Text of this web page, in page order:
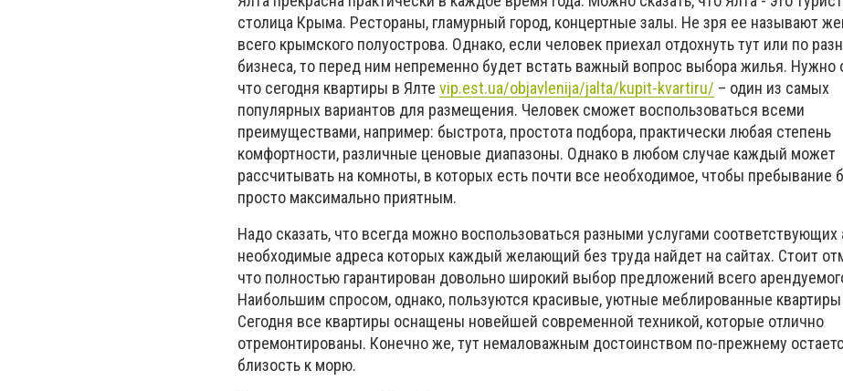
столица Крыма. Рестораны, гламурный город, концертные залы. Не зря ее называют
всего крымского полуострова. Однако, если человек приехал отдохнуть тут или по
бизнеса, то перед ним непременно будет встать важный вопрос выбора жилья. Нужно
что сегодня квартиры в Ялте vip.est.ua/objavlenija/jalta/kupit-kvartiru/ – один из самых
популярных вариантов для размещения. Человек сможет воспользоваться всеми
преимуществами, например: быстрота, простота подбора, практически любая степень
комфортности, различные ценовые диапазоны. Однако в любом случае каждый может
рассчитывать на комноты, в которых есть почти все необходимое, чтобы пребывание
просто максимально приятным.
Надо сказать, что всегда можно воспользоваться разными услугами соответствующих
необходимые адреса которых каждый желающий без труда найдет на сайтах. Стоит
что полностью гарантирован довольно широкий выбор предложений всего
Наибольшим спросом, однако, пользуются красивые, уютные меблированные
Сегодня все квартиры оснащены новейшей современной техникой, которые отлично
отремонтированы. Конечно же, тут немаловажным достоинством по-прежнему
близость к морю.